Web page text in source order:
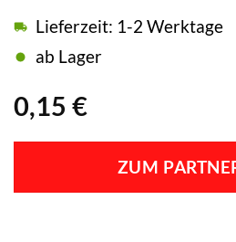
0,15 €
Lieferzeit: 1-2 Werktage
ab Lager
ZUM